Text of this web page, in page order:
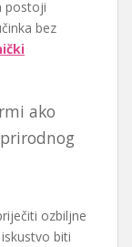
postoji
bez
ako
ozbiljne
biti